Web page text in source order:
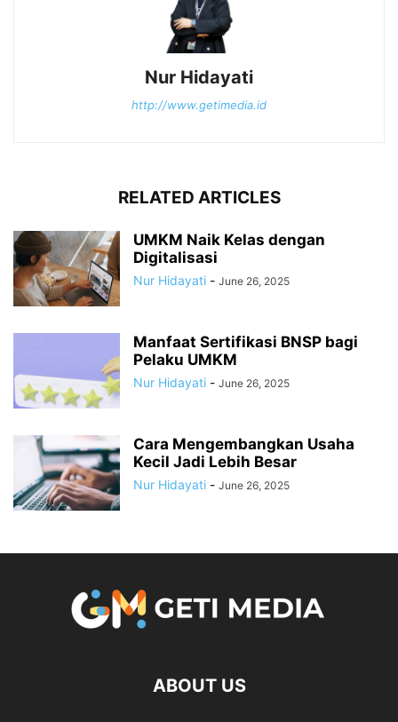
Nur Hidayati
http://www.getimedia.id
RELATED ARTICLES
UMKM Naik Kelas dengan
Digitalisasi
Nur Hidayati - June 26, 2025
Manfaat Sertifikasi BNSP bagi
Pelaku UMKM
Nur Hidayati - June 26, 2025
Cara Mengembangkan Usaha
Kecil Jadi Lebih Besar
Nur Hidayati - June 26, 2025
ABOUT US